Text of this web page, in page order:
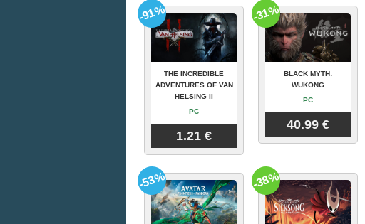
THE INCREDIBLE
ADVENTURES OF VAN
HELSING II
PC
1.21 €
-91%
BLACK MYTH:
WUKONG
PC
40.99 €
-31%
-53% -38%